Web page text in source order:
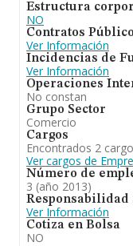
Estructura
NO
Contratos
Ver Información
Incidencias de
Ver Información
Operaciones
No constan
Grupo Sector
Comercio
Cargos
Encontrados 2
Ver cargos de
Número de
3 (año 2013)
Ver Información
Cotiza en Bolsa
NO